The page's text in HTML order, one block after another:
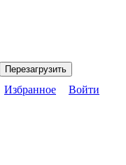
Перезагрузить
Избранное Войти